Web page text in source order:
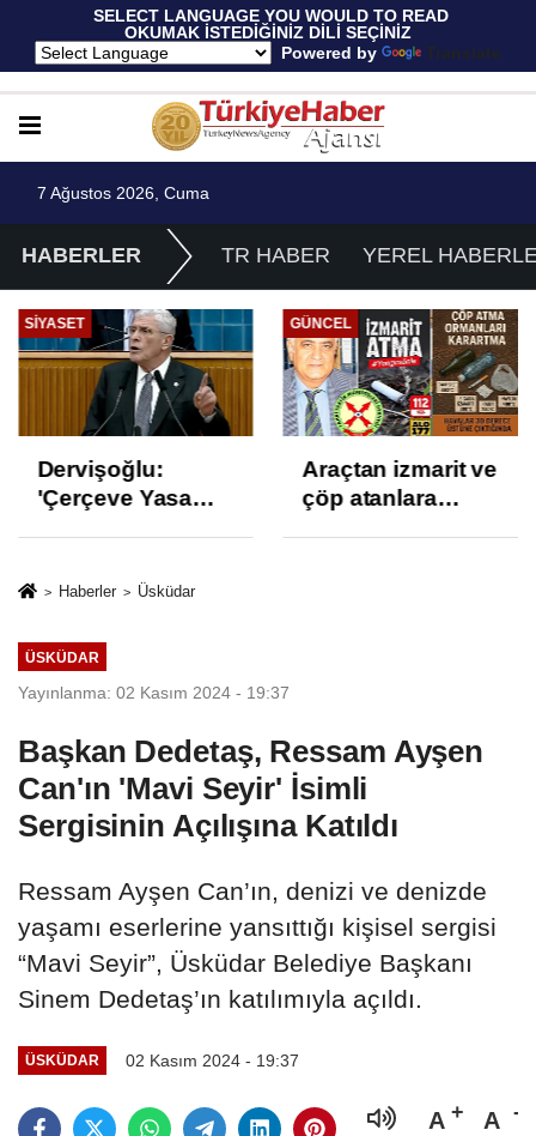
SELECT LANGUAGE YOU WOULD TO READ
OKUMAK İSTEDİĞİNİZ DİLİ SEÇİNİZ
Powered by
Translate
7 Ağustos 2026, Cuma
HABERLER TR HABER YEREL
SIYASET
Dervişoğlu:
'Çerçeve Yasa
ve İhanet
GÜNCEL
Araçtan izmarit ve
çöp atanlara
Haberler Üsküdar
ÜSKÜDAR
Yayınlanma: 02 Kasım 2024 - 19:37
Başkan Dedetaş, Ressam Ayşen
Can'ın 'Mavi Seyir' İsimli
Sergisinin Açılışına Katıldı
Ressam Ayşen Can’ın, denizi ve denizde
yaşamı eserlerine yansıttığı kişisel sergisi
“Mavi Seyir”, Üsküdar Belediye Başkanı
Sinem Dedetaş’ın katılımıyla açıldı.
ÜSKÜDAR 02 Kasım 2024 - 19:37
A A